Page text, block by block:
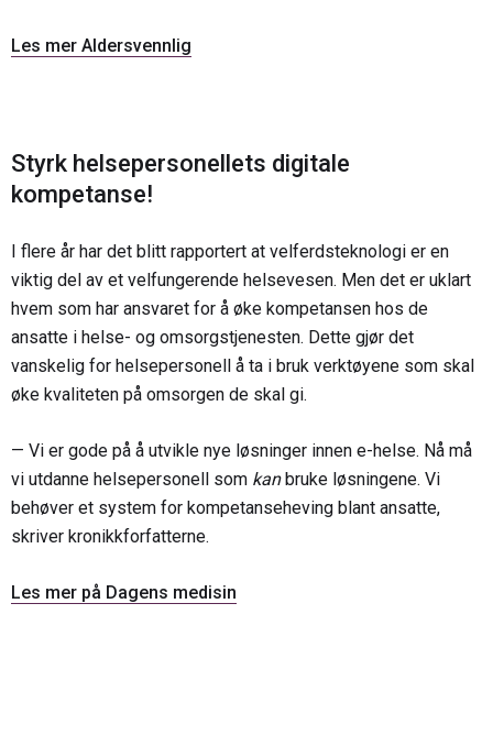
Les mer Aldersvennlig
Styrk helsepersonellets digitale
kompetanse!
I flere år har det blitt rapportert at velferdsteknologi er en
viktig del av et velfungerende helsevesen. Men det er uklart
hvem som har ansvaret for å øke kompetansen hos de
ansatte i helse- og omsorgstjenesten. Dette gjør det
vanskelig for helsepersonell å ta i bruk verktøyene som skal
øke kvaliteten på omsorgen de skal gi.
— Vi er gode på å utvikle nye løsninger innen e-helse. Nå må
vi utdanne helsepersonell som kanbruke løsningene. Vi
behøver et system for kompetanseheving blant ansatte,
skriver kronikkforfatterne.
Les mer på Dagens medisin